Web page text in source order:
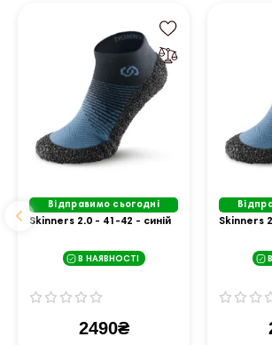
Відправимо сьогодні
Skinners 2.0 - 41-42 - синій
В НАЯВНОСТІ
2490₴
Skinners